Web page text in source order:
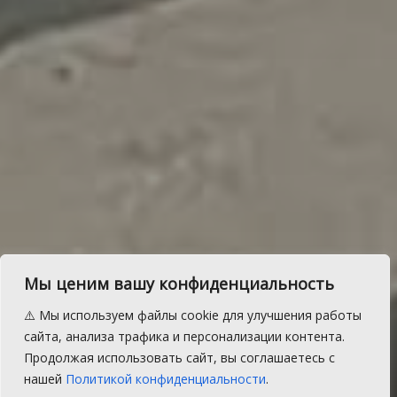
Мы ценим вашу конфиденциальность
⚠️ Мы используем файлы cookie для улучшения работы
сайта, анализа трафика и персонализации контента.
Продолжая использовать сайт, вы соглашаетесь с
нашей Политикой конфиденциальности.
В Сосновском районе
прошло совещание
аграриев